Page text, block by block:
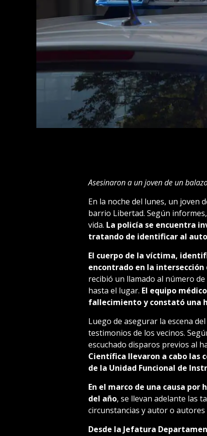
Asesinaron a un joven de un
En la noche del lunes, un joven
barrio Libertad. Según
vida. La policía se encuentra
tratando de identificar al
El cuerpo de la víctima,
encontrado en la intersección
recibió un llamado al número
hasta el lugar. El equipo
fallecimiento y constató una
Luego de asegurar la escena
testimonios de los vecinos.
escuchado disparos previos al
Científica llevaron a cabo las
de la Unidad Funcional de
En el marco de una causa
del año, se llevan adelante las
circunstancias y autor o
Desde la Jefatura